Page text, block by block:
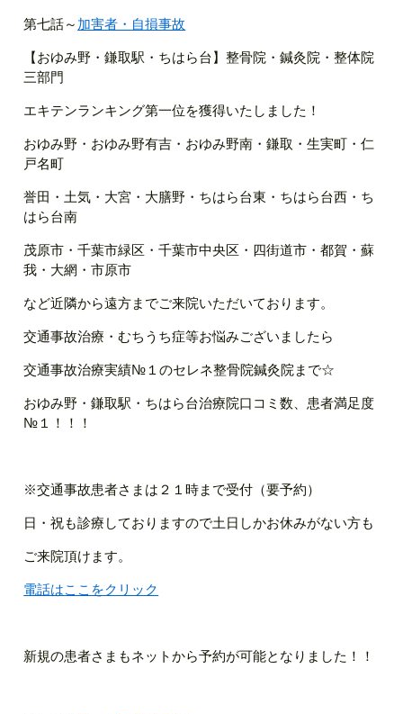
第七話～ 加害者・自損事故
【おゆみ野・鎌取駅・ちはら台】整骨院・鍼灸院・整体院
三部門
エキテンランキング第一位を獲得いたしました！
おゆみ野・おゆみ野有吉・おゆみ野南・鎌取・生実町・仁
戸名町
誉田・土気・大宮・大膳野・ちはら台東・ちはら台西・ち
はら台南
茂原市・千葉市緑区・千葉市中央区・四街道市・都賀・蘇
我・大網・市原市
など近隣から遠方までご来院いただいております。
交通事故治療・むちうち症等お悩みございましたら
交通事故治療実績№１のセレネ整骨院鍼灸院まで☆
おゆみ野・鎌取駅・ちはら台治療院口コミ数、患者満足度
№１！！！
※交通事故患者さまは２１時まで受付（要予約）
日・祝も診療しておりますので土日しかお休みがない方も
ご来院頂けます。
電話はここをクリック
新規の患者さまもネットから予約が可能となりました！！